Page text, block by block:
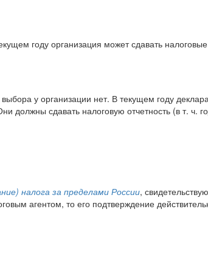
году организация может сдавать
у организации нет. В текущем году
должны сдавать налоговую отчетность (в т. ч.
налога за пределами России,
агентом, то его подтверждение